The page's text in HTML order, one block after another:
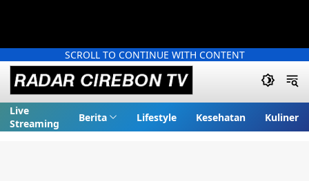
SCROLL TO CONTINUE WITH CONTENT
Live
Streaming
Berita Lifestyle Kesehatan Kuliner